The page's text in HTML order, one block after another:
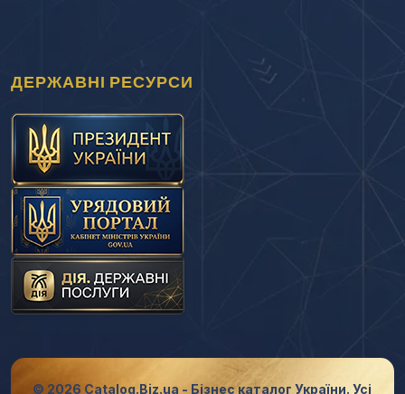
ДЕРЖАВНІ РЕСУРСИ
© 2026 Catalog.Biz.ua - Бізнес каталог України. Усі